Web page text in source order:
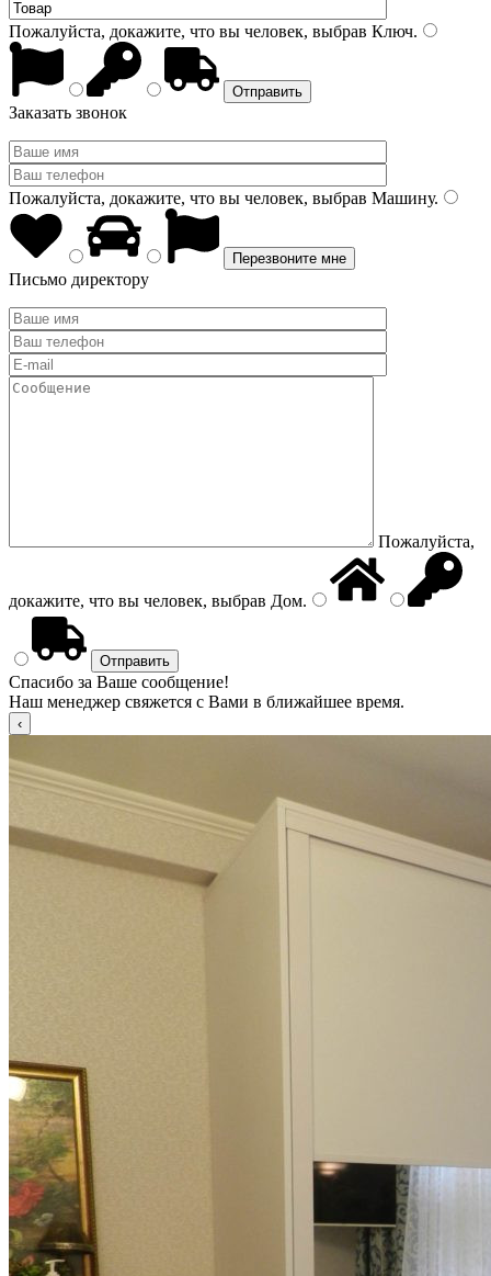
Пожалуйста, докажите, что вы человек, выбрав Ключ.
Заказать звонок
Пожалуйста, докажите, что вы человек, выбрав Машину.
Письмо директору
Пожалуйста,
докажите, что вы человек, выбрав Дом.
Спасибо за Ваше сообщение!
Наш менеджер свяжется с Вами в ближайшее время.